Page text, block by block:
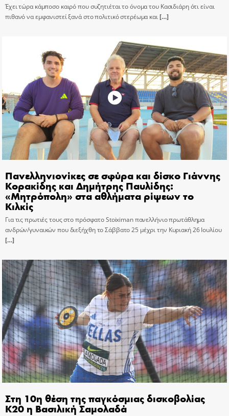
Έχει τώρα κάμποσο καιρό που συζητιέται το όνομα του Κασιδιάρη ότι είναι
πιθανό να εμφανιστεί ξανά στο πολιτικό στερέωμα και[…]
Πανελληνιονίκες σε σφύρα και δίσκο Γιάννης
Κορακίδης και Δημήτρης Παυλίδης:
«Μητρόπολη» στα αθλήματα ρίψεων το
Κιλκίς
Για τις πρωτιές τους στο πρόσφατο Stoiximan πανελλήνιο πρωτάθλημα
ανδρών/γυναικών που διεξήχθη το Σάββατο 25 μέχρι την Κυριακή 26 Ιουλίου
[…]
Στη 10η θέση της παγκόσμιας δισκοβολίας
Κ20 η Βασιλική Σαμολαδά